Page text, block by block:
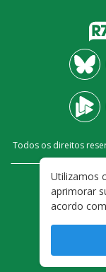
Todos os direitos
Utilizamos
aprimorar
acordo